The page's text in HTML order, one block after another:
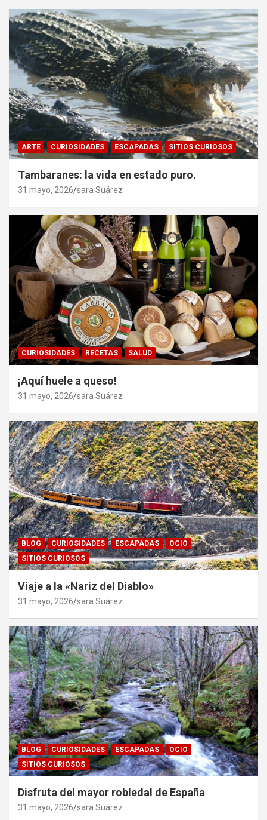
ARTE CURIOSIDADES ESCAPADAS SITIOS CURIOSOS
Tambaranes: la vida en estado puro.
31 mayo, 2026 sara Suárez
CURIOSIDADES RECETAS SALUD
¡Aquí huele a queso!
31 mayo, 2026 sara Suárez
BLOG CURIOSIDADES ESCAPADAS
OCIO
SITIOS CURIOSOS
Viaje a la «Nariz del Diablo»
31 mayo, 2026 sara Suárez
BLOG CURIOSIDADES ESCAPADAS
OCIO
SITIOS CURIOSOS
Disfruta del mayor robledal de España
31 mayo, 2026 sara Suárez